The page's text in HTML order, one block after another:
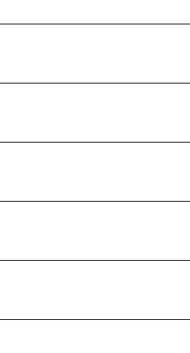
Tartu maakond
Basilicata
Molise